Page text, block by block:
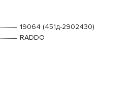
19064 (451д-2902430)
RADDO